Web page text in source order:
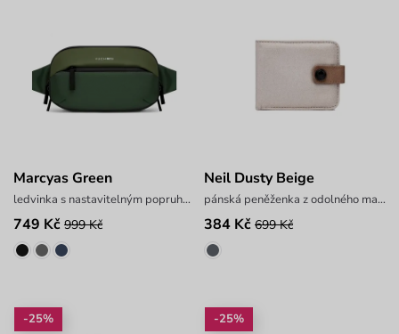
Marcyas Green
ledvinka s nastavitelným popruhem
749 Kč 999 Kč
Neil Dusty Beige
pánská peněženka z odolného materiálu
384 Kč 699 Kč
-25% -25%